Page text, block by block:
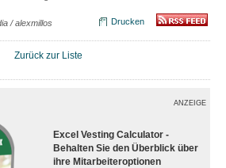
/ alexmillos
Drucken
Zurück zur Liste
ANZEIGE
Excel Vesting Calculator -
Behalten Sie den Überblick über
ihre Mitarbeiteroptionen